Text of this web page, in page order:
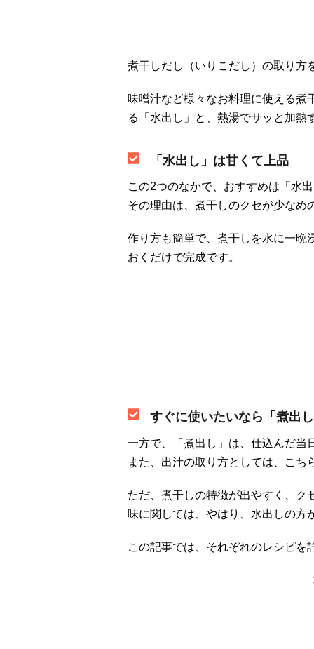
煮干しだし（いりこだし）の取り方
味噌汁など様々なお料理に使える煮
る「水出し」と、熱湯でサッと加熱
「水出し」は甘くて上品
この2つのなかで、おすすめは「水
その理由は、煮干しのクセが少なめ
作り方も簡単で、煮干しを水に一晩
おくだけで完成です。
すぐに使いたいなら「煮出
一方で、「煮出し」は、仕込んだ当
また、出汁の取り方としては、こち
ただ、煮干しの特徴が出やすく、ク
味に関しては、やはり、水出しの方
この記事では、それぞれのレシピを